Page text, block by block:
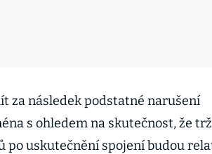
za následek podstatné narušení
s ohledem na skutečnost, že
po uskutečnění spojení budou